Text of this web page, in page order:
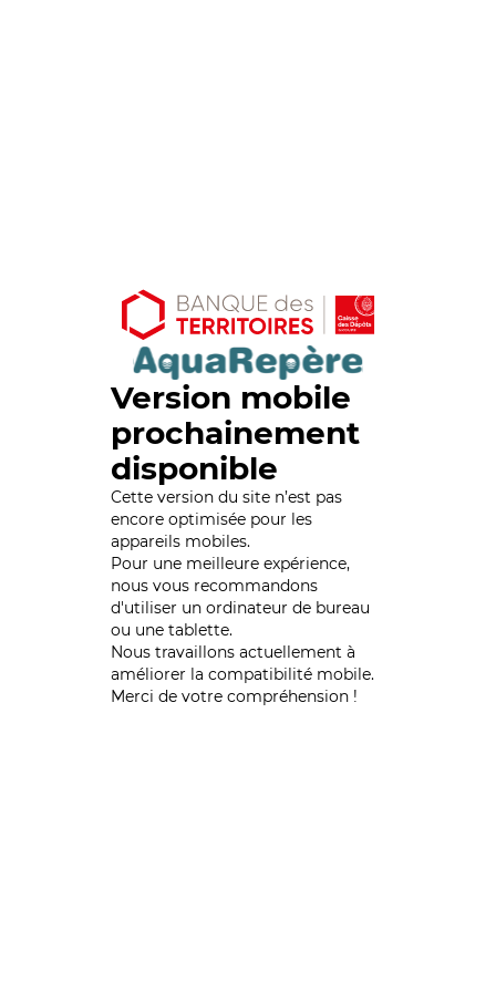
Version mobile
prochainement
disponible
Cette version du site n’est pas
encore optimisée pour les
appareils mobiles.
Pour une meilleure expérience,
nous vous recommandons
d'utiliser un ordinateur de bureau
ou une tablette.
Nous travaillons actuellement à
améliorer la compatibilité mobile.
Merci de votre compréhension !